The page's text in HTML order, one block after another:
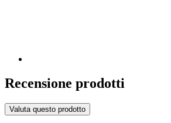
Recensione prodotti
Valuta questo prodotto